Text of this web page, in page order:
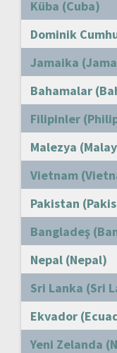
Küba (Cuba)
Dominik
Jamaika
Bahamalar
Filipinler
Malezya
Vietnam
Pakistan
Bangladeş
Nepal (Nepal)
Sri Lanka (Sri
Ekvador
Yeni Zelanda